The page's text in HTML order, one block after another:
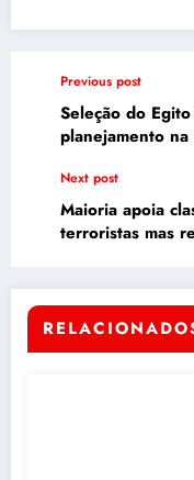
Previous post
Seleção do
planejamento na
Next post
Maioria apoia
terroristas mas